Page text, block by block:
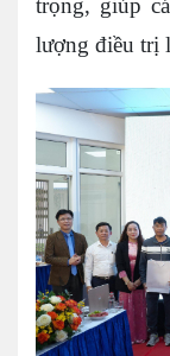
trọng, giúp
lượng điều trị